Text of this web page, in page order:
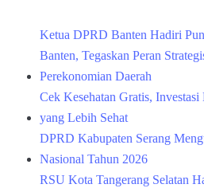
Ketua DPRD Banten Hadiri
Banten, Tegaskan Peran
Perekonomian Daerah
Cek Kesehatan Gratis,
yang Lebih Sehat
DPRD Kabupaten Serang
Nasional Tahun 2026
RSU Kota Tangerang Selatan